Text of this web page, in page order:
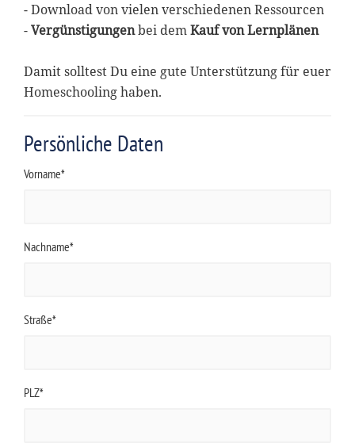
- Download von vielen verschiedenen Ressourcen
-Vergünstigungenbei demKauf von Lernplänen
Damit solltest Du eine gute Unterstützung für euer
Homeschooling haben.
Persönliche Daten
Vorname*
Nachname*
Straße*
PLZ*